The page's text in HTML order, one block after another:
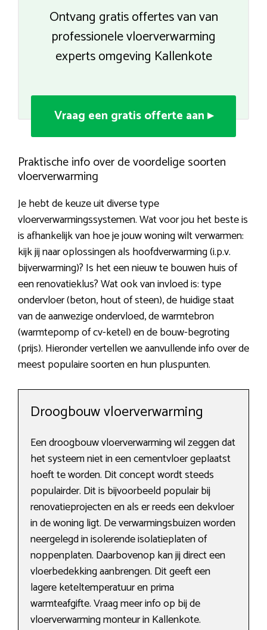
Ontvang gratis offertes van van
professionele vloerverwarming
experts omgeving Kallenkote
Vraag een gratis offerte aan ▸
Praktische info over de voordelige soorten
vloerverwarming
Je hebt de keuze uit diverse type
vloerverwarmingssystemen. Wat voor jou het beste is
is afhankelijk van hoe je jouw woning wilt verwarmen:
kijk jij naar oplossingen als hoofdverwarming (i.p.v.
bijverwarming)? Is het een nieuw te bouwen huis of
een renovatieklus? Wat ook van invloed is: type
ondervloer (beton, hout of steen), de huidige staat
van de aanwezige ondervloed, de warmtebron
(warmtepomp of cv-ketel) en de bouw-begroting
(prijs). Hieronder vertellen we aanvullende info over de
meest populaire soorten en hun pluspunten.
Droogbouw vloerverwarming
Een droogbouw vloerverwarming wil zeggen dat
het systeem niet in een cementvloer geplaatst
hoeft te worden. Dit concept wordt steeds
populairder. Dit is bijvoorbeeld populair bij
renovatieprojecten en als er reeds een dekvloer
in de woning ligt. De verwarmingsbuizen worden
neergelegd in isolerende isolatieplaten of
noppenplaten. Daarbovenop kan jij direct een
vloerbedekking aanbrengen. Dit geeft een
lagere keteltemperatuur en prima
warmteafgifte. Vraag meer info op bij de
vloerverwarming monteur in Kallenkote.